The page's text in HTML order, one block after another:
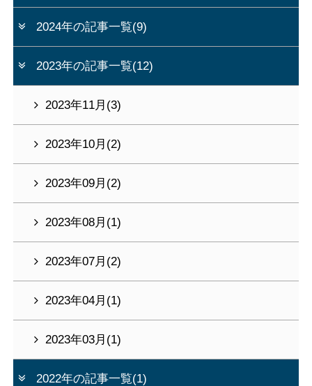
2024年の記事一覧(9)
2023年の記事一覧(12)
2023年11月(3)
2023年10月(2)
2023年09月(2)
2023年08月(1)
2023年07月(2)
2023年04月(1)
2023年03月(1)
2022年の記事一覧(1)